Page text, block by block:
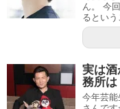
ん。 今
るという
実は
務所は
今年芸能